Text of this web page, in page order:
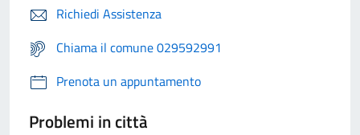
Richiedi Assistenza
Chiama il comune 029592991
Prenota un appuntamento
Problemi in città